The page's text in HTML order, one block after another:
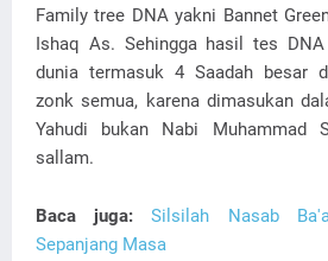
Family tree DNA yakni Bannet
Ishaq As. Sehingga hasil tes
dunia termasuk 4 Saadah besar
zonk semua, karena dimasukan
Yahudi bukan Nabi Muhammad
sallam.
Baca juga:
Silsilah Nasab
Sepanjang Masa